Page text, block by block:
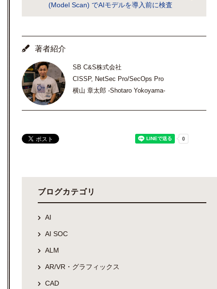
(Model Scan) でAIモデルを導入前に検査
著者紹介
SB C&S株式会社
CISSP, NetSec Pro/SecOps Pro
横山 章太郎 -Shotaro Yokoyama-
ブログカテゴリ
AI
AI SOC
ALM
AR/VR・グラフィックス
CAD